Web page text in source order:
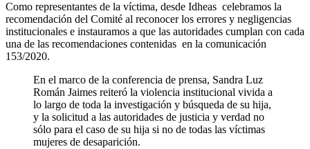
Como representantes de la víctima, desde Idheas celebramos la
recomendación del Comité al reconocer los errores y negligencias
institucionales e instauramos a que las autoridades cumplan con cada
una de las recomendaciones contenidas en la comunicación
153/2020.
En el marco de la conferencia de prensa, Sandra Luz
Román Jaimes reiteró la violencia institucional vivida a
lo largo de toda la investigación y búsqueda de su hija,
y la solicitud a las autoridades de justicia y verdad no
sólo para el caso de su hija si no de todas las víctimas
mujeres de desaparición.